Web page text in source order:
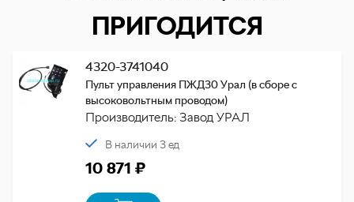
ПРИГОДИТСЯ
4320-3741040
Пульт управления ПЖД30 Урал (в сборе с
высоковольтным проводом)
Производитель: Завод УРАЛ
В наличии 3 ед
10 871 ₽